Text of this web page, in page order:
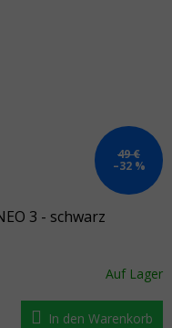
49 €
–32 %
3 - schwarz
Auf Lager
In den Warenkorb